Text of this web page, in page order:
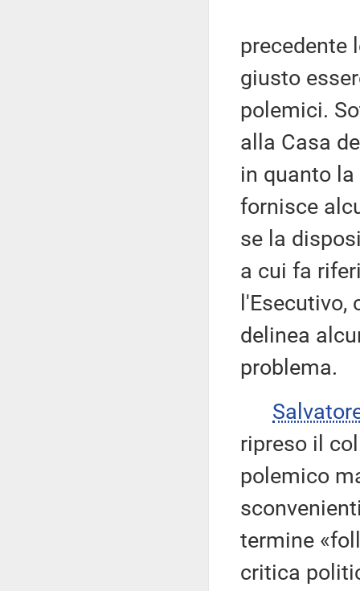
precedente
giusto
polemici.
alla Casa
in quanto
fornisce
se la
a cui fa
delinea
problema.
ripreso il
polemico
termine
critica